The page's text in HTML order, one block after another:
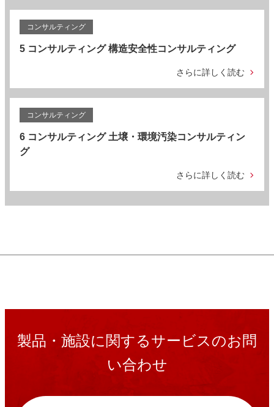
コンサルティング
5 コンサルティング 構造安全性コンサルティング
さらに詳しく読む
コンサルティング
6 コンサルティング 土壌・環境汚染コンサルティン
グ
さらに詳しく読む
製品・施設に関するサービスのお問
い合わせ